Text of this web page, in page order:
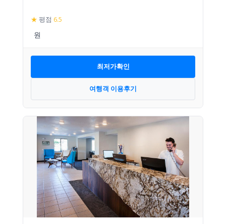
★ 평점 6.5
최저가확인
여행객 이용후기